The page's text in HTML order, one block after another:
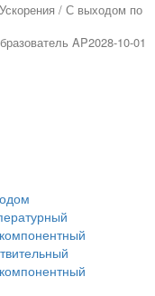
Ускорения / С выходом по
AP2028-10-01